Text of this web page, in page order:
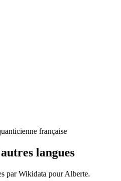
française
langues
par Wikidata pourAlberte.